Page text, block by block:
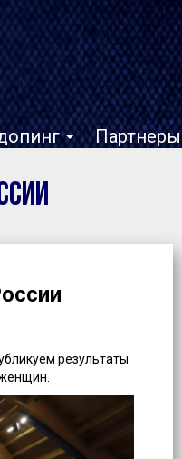
Партнеры
результаты